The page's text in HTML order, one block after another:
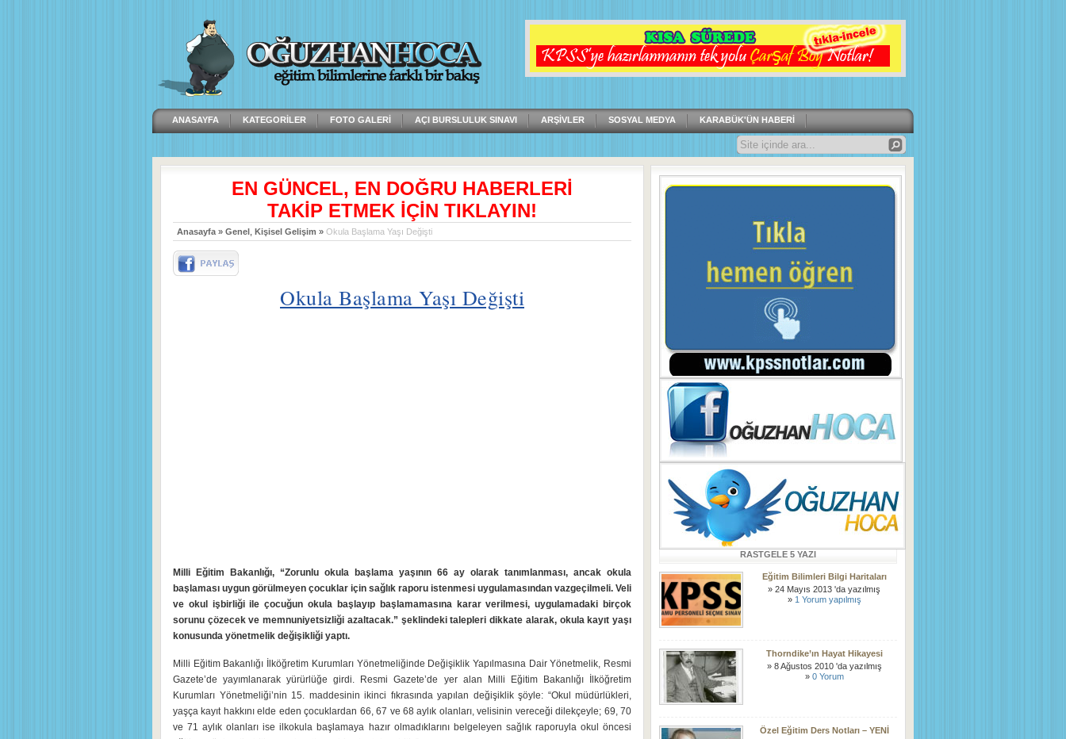
ANASAYFA KATEGORILER FOTO GALERI AÇI BURSLULUK SINAVI ARŞIVLER SOSYAL MEDYA KARABÜK'ÜN HABERI
EN GÜNCEL, EN DOĞRU HABERLERİ
TAKİP ETMEK İÇİN TIKLAYIN!
Anasayfa » Genel Kişisel Gelişim » Okula Başlama Yaşı Değişti
Okula Başlama Yaşı Değişti
Milli Eğitim Bakanlığı, “Zorunlu okula başlama yaşının 66 ay olarak tanımlanması, ancak okula
başlaması uygun görülmeyen çocuklar için sağlık raporu istenmesi uygulamasından vazgeçilmeli. Veli
ve okul işbirliği ile çocuğun okula başlayıp başlamamasına karar verilmesi, uygulamadaki birçok
sorunu çözecek ve memnuniyetsizliği azaltacak.” şeklindeki talepleri dikkate alarak, okula kayıt yaşı
konusunda yönetmelik değişikliği yaptı.
Milli Eğitim Bakanlığı İlköğretim Kurumları Yönetmeliğinde Değişiklik Yapılmasına Dair Yönetmelik, Resmi
Gazete’de yayımlanarak yürürlüğe girdi. Resmi Gazete’de yer alan Milli Eğitim Bakanlığı İlköğretim
Kurumları Yönetmeliği’nin 15. maddesinin ikinci fıkrasında yapılan değişiklik şöyle: “Okul müdürlükleri,
yaşça kayıt hakkını elde eden çocuklardan 66, 67 ve 68 aylık olanları, velisinin vereceği dilekçeyle; 69, 70
ve 71 aylık olanları ise ilkokula başlamaya hazır olmadıklarını belgeleyen sağlık raporuyla okul öncesi
RASTGELE 5 YAZI
Eğitim Bilimleri Bilgi Haritaları
» 24 Mayıs 2013 'da yazılmış
» 1 Yorum yapılmış
Thorndike’ın Hayat Hikayesi
» 8 Ağustos 2010 'da yazılmış
» 0 Yorum
Özel Eğitim Ders Notları – YENİ